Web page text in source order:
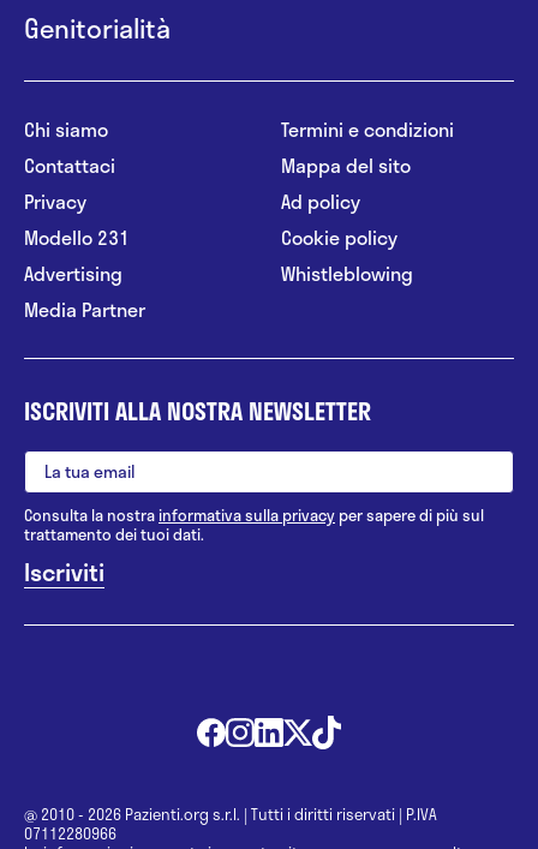
Genitorialità
Chi siamo
Contattaci
Privacy
Modello 231
Advertising
Media Partner
Termini e condizioni
Mappa del sito
Ad policy
Cookie policy
Whistleblowing
ISCRIVITI ALLA NOSTRA NEWSLETTER
Consulta la nostrainformativa sulla privacy per sapere di più sul
trattamento dei tuoi dati.
@ 2010 - 2026 Pazienti.org s.r.l. | Tutti i diritti riservati | P.IVA
07112280966